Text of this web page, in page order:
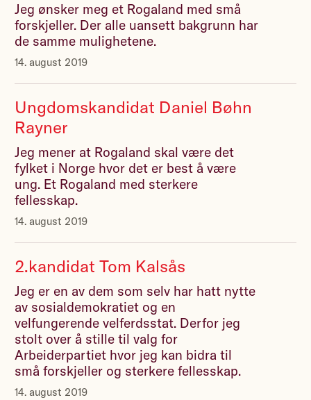
14. august 2019
Jeg ønsker meg et Rogaland med små
forskjeller. Der alle uansett bakgrunn har
de samme mulighetene.
Ungdomskandidat Daniel Bøhn
Rayner
14. august 2019
Jeg mener at Rogaland skal være det
fylket i Norge hvor det er best å være
ung. Et Rogaland med sterkere
fellesskap.
2.kandidat Tom Kalsås
14. august 2019
Jeg er en av dem som selv har hatt nytte
av sosialdemokratiet og en
velfungerende velferdsstat. Derfor jeg
stolt over å stille til valg for
Arbeiderpartiet hvor jeg kan bidra til
små forskjeller og sterkere fellesskap.